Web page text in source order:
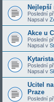
Nejlepší
Poslední
Napsal v
Akce u
Poslední
Napsal v
Poslední
Napsal v
Ucitel
Praze
Poslední